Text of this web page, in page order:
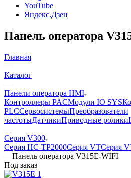
YouTube
Яндекс.Дзен
Панель оператора
Главная
—
Каталог
—
Панели оператора HMI
Контроллеры PACМодули IO SYS
PLCСервосистемыПреобразователи
частотыДатчикиПриводные ролики
—
Серия V300
Серия HC-TP2000Серия VTСерия
—Панель оператора V315E-WIFI
Под заказ